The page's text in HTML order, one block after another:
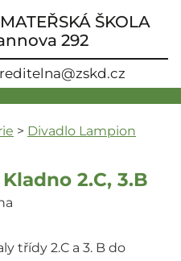
ŠKOLA
292
reditelna@zskd.cz
> Divadlo Lampion
2.C, 3.B
třídy 2.C a 3. B do